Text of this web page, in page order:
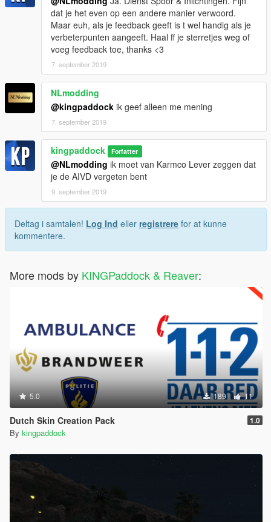
dat je het even op een andere manier verwoord.
Maar euh, als je feedback geeft is t wel handig als je
verbeterpunten aangeeft. Haal ff je sterretjes weg of
voeg feedback toe, thanks <3
7. september 2019
NLmodding
@kingpaddock ik geef alleen me mening
7. september 2019
kingpaddock Forfatter
@NLmodding ik moet van Karmco Lever zeggen dat
je de AIVD vergeten bent
9. september 2019
Deltag i samtalen! Log Ind eller registrere for at kunne
kommentere.
More mods by KINGPaddock & Reaver:
5.0 189 11
Dutch Skin Creation Pack 1.0
By kingpaddock